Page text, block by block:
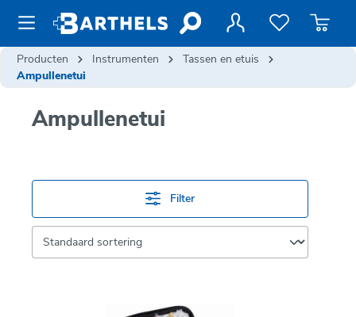
hoofdinhoud
Producten Instrumenten
Tassen en etuis
Ampullenetui
Ampullenetui
Filter